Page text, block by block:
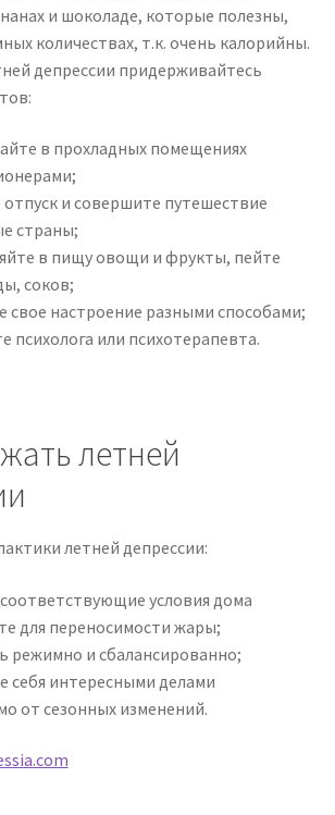
и шоколаде, которые полезны,
количествах, т.к. очень калорийны.
депрессии придерживайтесь
в прохладных помещениях
и совершите путешествие
страны;
в пищу овощи и фрукты, пейте
соков;
свое настроение разными способами;
психолога или психотерапевта.
летней
летней депрессии:
условия дома
для переносимости жары;
режимно и сбалансированно;
себя интересными делами
от сезонных изменений.